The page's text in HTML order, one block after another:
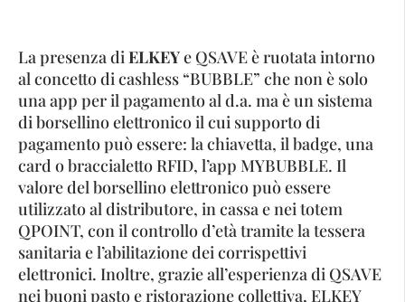
La presenza diELKEYe QSAVE è ruotata intorno
al concetto di cashless “BUBBLE” che non è solo
una app per il pagamento al d.a. ma è un sistema
di borsellino elettronico il cui supporto di
pagamento può essere: la chiavetta, il badge, una
card o braccialetto RFID, l’app MYBUBBLE. Il
valore del borsellino elettronico può essere
utilizzato al distributore, in cassa e nei totem
QPOINT, con il controllo d’età tramite la tessera
sanitaria e l’abilitazione dei corrispettivi
elettronici. Inoltre, grazie all’esperienza di QSAVE
nei buoni pasto e ristorazione collettiva, ELKEY